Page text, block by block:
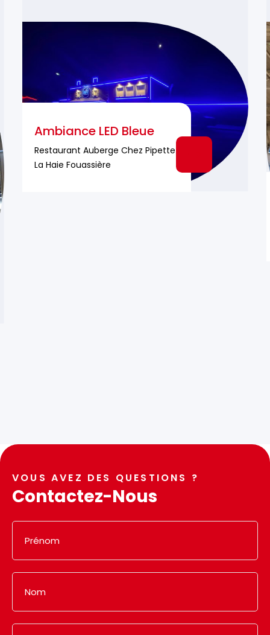
Ambiance LED Bleue
Restaurant Auberge Chez Pipette À
La Haie Fouassière
VOUS AVEZ DES QUESTIONS ?
Contactez-Nous